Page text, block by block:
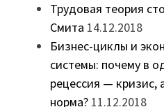
Трудовая теория
Смита 14.12.2018
Бизнес-циклы и
системы: почему в
рецессия — кризис,
норма? 11.12.2018